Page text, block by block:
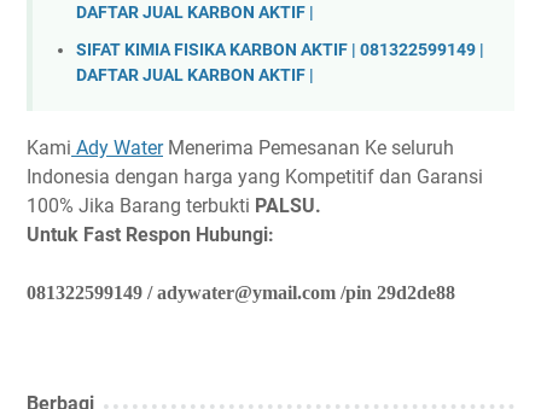
DAFTAR JUAL KARBON AKTIF |
SIFAT KIMIA FISIKA KARBON AKTIF | 081322599149 |
DAFTAR JUAL KARBON AKTIF |
Kami Ady WaterMenerima Pemesanan Ke seluruh
Indonesia dengan harga yang Kompetitif dan Garansi
100% Jika Barang terbukti PALSU.
Untuk Fast Respon Hubungi:
081322599149 / adywater@ymail.com /pin 29d2de88
Berbagi